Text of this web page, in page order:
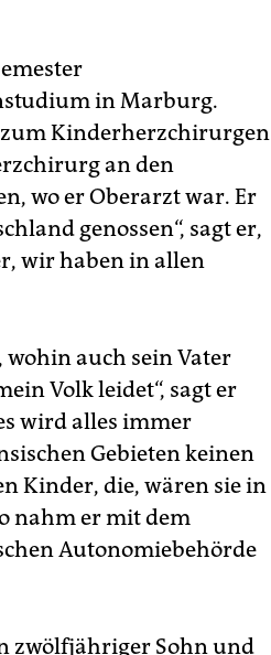
in Marburg.
Kinderherzchirurgen
an den
wo er Oberarzt war. Er
genossen“, sagt er,
wir haben in allen
auch sein Vater
Volk leidet“, sagt er
wird alles immer
Gebieten keinen
Kinder, die, wären sie in
nahm er mit dem
Autonomiebehörde
zwölfjähriger Sohn und